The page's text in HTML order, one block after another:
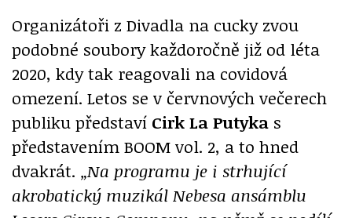
Organizátoři z Divadla na cucky zvou
podobné soubory každoročně již od léta
2020, kdy tak reagovali na covidová
omezení. Letos se v červnových večerech
publiku představí Cirk La Putyka s
představením BOOM vol. 2, a to hned
dvakrát. „Na programu je i strhující
akrobatický muzikál Nebesa ansámblu